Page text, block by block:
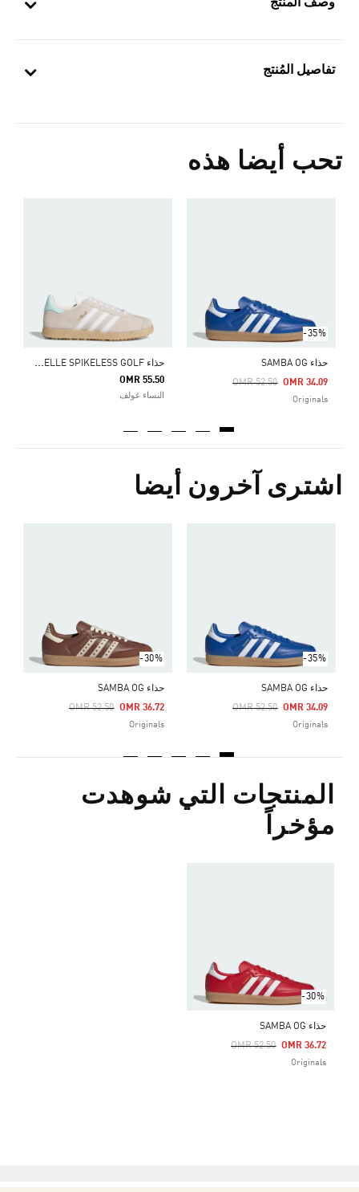
وصف المنتج
تفاصيل المُنتج
تحب أيضا هذه
-35%
حذاء SAMBA OG
Price Reduced From
OMR 52.50
To OMR 34.09
Originals
ح
ذاء GAZELLE SPIKELESS GOLF
OMR 55.50
النساء غولف
اشترى آخرون أيضا
-35%
حذاء SAMBA OG
OMR 52.50 OMR 34.09
Originals
-30%
حذاء SAMBA OG
Price Reduced From
OMR 52.50
To OMR 36.72
Originals
المنتجات التي شوهدت
مؤخراً
-30%
حذاء SAMBA OG
Price Reduced From
OMR 52.50
To OMR 36.72
Originals